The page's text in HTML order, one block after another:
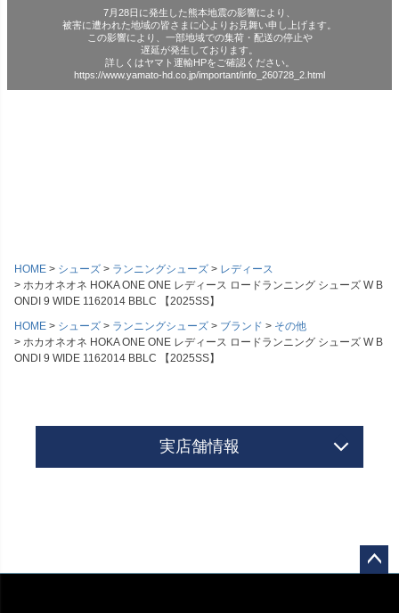
7月28日に発生した熊本地震の影響により、
被害に遭われた地域の皆さまに心よりお見舞い申し上げます。
この影響により、一部地域での集荷・配送の停止や
遅延が発生しております。
詳しくはヤマト運輸HPをご確認ください。
https://www.yamato-hd.co.jp/important/info_260728_2.html
HOME シューズ ランニングシューズ
レディース
ホカオネオネ HOKA ONE ONE レディース ロードランニング シューズ W B
ONDI 9 WIDE 1162014 BBLC 【2025SS】
HOME
シューズ ランニングシューズ ブランド
その他
ホカオネオネ HOKA ONE ONE レディース ロードランニング シューズ W B
ONDI 9 WIDE 1162014 BBLC 【2025SS】
実店舗情報